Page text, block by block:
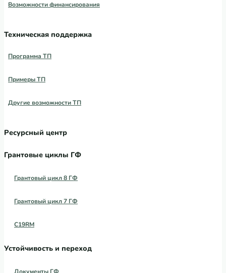
Возможности финансирования
Техническая поддержка
Программа ТП
Примеры ТП
Другие возможности ТП
Ресурсный центр
Грантовые циклы ГФ
Грантовый цикл 8 ГФ
Грантовый цикл 7 ГФ
C19RM
Устойчивость и переход
Документы ГФ